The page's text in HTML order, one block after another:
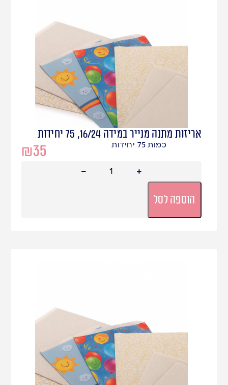
אריזות מתנה מנייר במידה 16/24, 75 יחידות
₪35 כמות 75 יחידות
הוספה לסל